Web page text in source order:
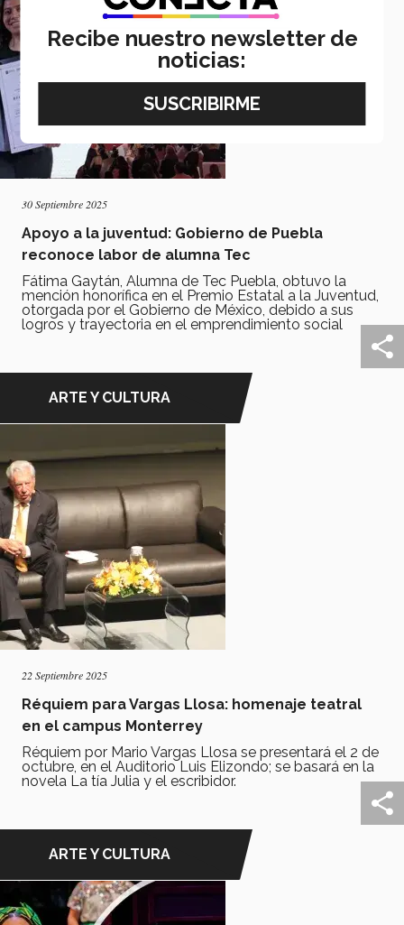
30 Septiembre 2025
Apoyo a la juventud: Gobierno de Puebla
reconoce labor de alumna Tec
Fátima Gaytán, Alumna de Tec Puebla, obtuvo la
mención honorífica en el Premio Estatal a la Juventud,
otorgada por el Gobierno de México, debido a sus
logros y trayectoria en el emprendimiento social
ARTE Y CULTURA
22 Septiembre 2025
Réquiem para Vargas Llosa: homenaje teatral
en el campus Monterrey
Réquiem por Mario Vargas Llosa se presentará el 2 de
octubre, en el Auditorio Luis Elizondo; se basará en la
novela La tía Julia y el escribidor.
ARTE Y CULTURA
Recibe nuestro newsletter de
noticias: